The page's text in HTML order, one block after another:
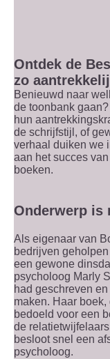
Ontdek de
zo
Benieuwd naar
de toonbank
hun
de schrijfstijl, of
verhaal duiken we
aan het succes
boeken.
Onderwerp is
Als eigenaar van
bedrijven
een gewone
psycholoog Marly
had geschreven
maken. Haar
bedoeld voor een
de
besloot snel een
psycholoog.